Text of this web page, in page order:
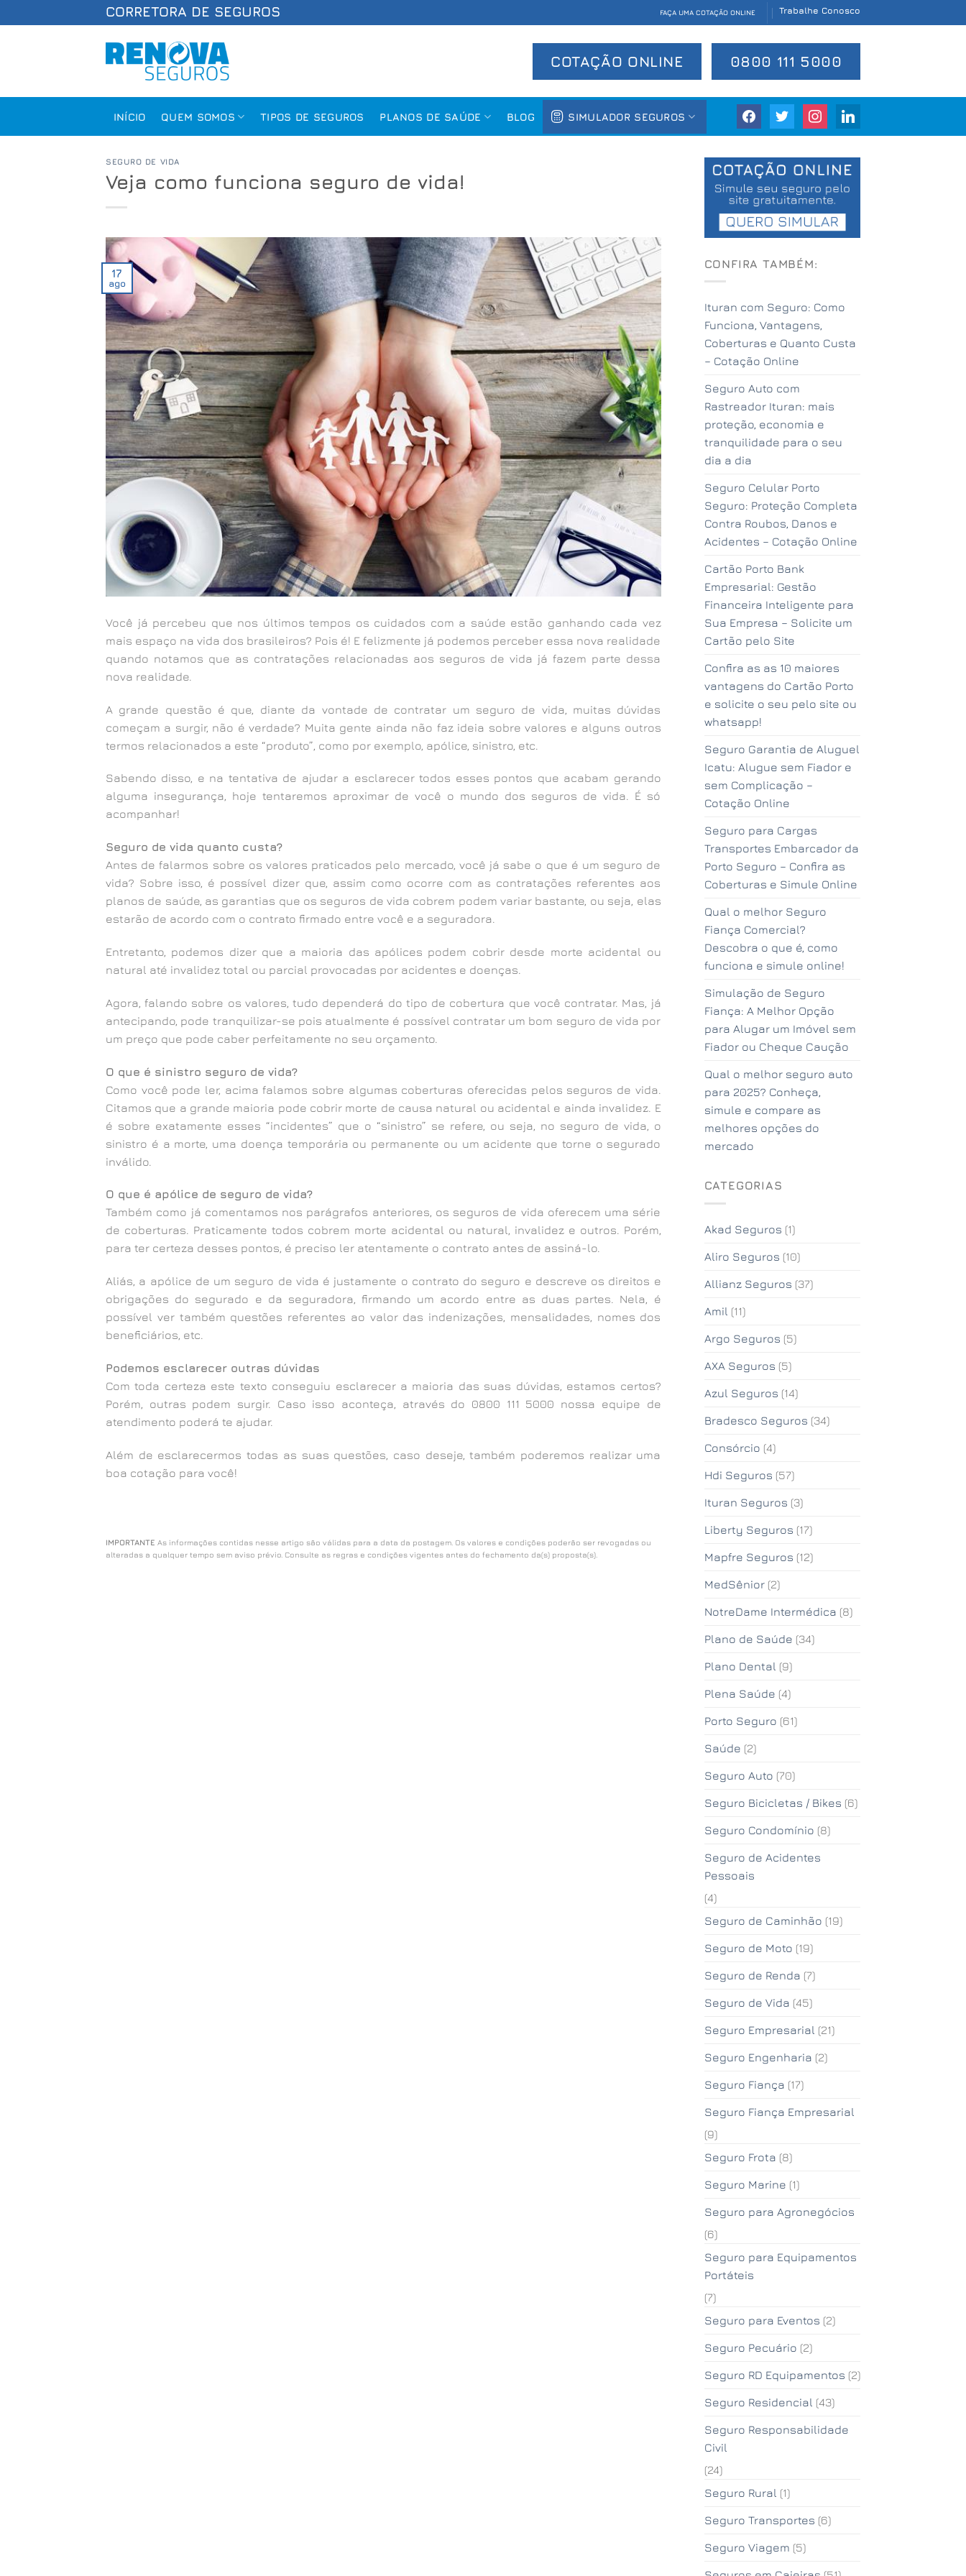
to
CORRETORA DE SEGUROS FAÇA UMA COTAÇÃO ONLINE Trabalhe Conosco
COTAÇÃO ONLINE 0800 111 5000
INÍCIO QUEM SOMOS TIPOS DE SEGUROS PLANOS DE SAÚDE BLOG SIMULADOR SEGUROS facebooktwitter instagramlinkedin
SEGURO DE VIDA
Veja como funciona seguro de vida!
17
ago
Você já percebeu que nos últimos tempos os cuidados com a saúde estão ganhando cada vez
mais espaço na vida dos brasileiros? Pois é! E felizmente já podemos perceber essa nova realidade
quando notamos que as contratações relacionadas aos seguros de vida já fazem parte dessa
nova realidade.
A grande questão é que, diante da vontade de contratar um seguro de vida, muitas dúvidas
começam a surgir, não é verdade? Muita gente ainda não faz ideia sobre valores e alguns outros
termos relacionados a este “produto”, como por exemplo, apólice, sinistro, etc.
Sabendo disso, e na tentativa de ajudar a esclarecer todos esses pontos que acabam gerando
alguma insegurança, hoje tentaremos aproximar de você o mundo dos seguros de vida. É só
acompanhar!
Seguro de vida quanto custa?
Antes de falarmos sobre os valores praticados pelo mercado, você já sabe o que é um seguro de
vida? Sobre isso, é possível dizer que, assim como ocorre com as contratações referentes aos
planos de saúde, as garantias que os seguros de vida cobrem podem variar bastante, ou seja, elas
estarão de acordo com o contrato firmado entre você e a seguradora.
Entretanto, podemos dizer que a maioria das apólices podem cobrir desde morte acidental ou
natural até invalidez total ou parcial provocadas por acidentes e doenças.
Agora, falando sobre os valores, tudo dependerá do tipo de cobertura que você contratar. Mas, já
antecipando, pode tranquilizar-se pois atualmente é possível contratar um bom seguro de vida por
um preço que pode caber perfeitamente no seu orçamento.
O que é sinistro seguro de vida?
Como você pode ler, acima falamos sobre algumas coberturas oferecidas pelos seguros de vida.
Citamos que a grande maioria pode cobrir morte de causa natural ou acidental e ainda invalidez. E
é sobre exatamente esses “incidentes” que o “sinistro” se refere, ou seja, no seguro de vida, o
sinistro é a morte, uma doença temporária ou permanente ou um acidente que torne o segurado
inválido.
O que é apólice de seguro de vida?
Também como já comentamos nos parágrafos anteriores, os seguros de vida oferecem uma série
de coberturas. Praticamente todos cobrem morte acidental ou natural, invalidez e outros. Porém,
para ter certeza desses pontos, é preciso ler atentamente o contrato antes de assiná-lo.
Aliás, a apólice de um seguro de vida é justamente o contrato do seguro e descreve os direitos e
obrigações do segurado e da seguradora, firmando um acordo entre as duas partes. Nela, é
possível ver também questões referentes ao valor das indenizações, mensalidades, nomes dos
beneficiários, etc.
Podemos esclarecer outras dúvidas
Com toda certeza este texto conseguiu esclarecer a maioria das suas dúvidas, estamos certos?
Porém, outras podem surgir. Caso isso aconteça, através do 0800 111 5000 nossa equipe de
atendimento poderá te ajudar.
Além de esclarecermos todas as suas questões, caso deseje, também poderemos realizar uma
boa cotação para você!
IMPORTANTE As informações contidas nesse artigo são válidas para a data da postagem. Os valores e condições poderão ser revogadas ou
alteradas a qualquer tempo sem aviso prévio. Consulte as regras e condições vigentes antes do fechamento da(s) proposta(s).
CONFIRA TAMBÉM:
Ituran com Seguro: Como
Funciona, Vantagens,
Coberturas e Quanto Custa
– Cotação Online
Seguro Auto com
Rastreador Ituran: mais
proteção, economia e
tranquilidade para o seu
dia a dia
Seguro Celular Porto
Seguro: Proteção Completa
Contra Roubos, Danos e
Acidentes – Cotação Online
Cartão Porto Bank
Empresarial: Gestão
Financeira Inteligente para
Sua Empresa – Solicite um
Cartão pelo Site
Confira as as 10 maiores
vantagens do Cartão Porto
e solicite o seu pelo site ou
whatsapp!
Seguro Garantia de Aluguel
Icatu: Alugue sem Fiador e
sem Complicação –
Cotação Online
Seguro para Cargas
Transportes Embarcador da
Porto Seguro – Confira as
Coberturas e Simule Online
Qual o melhor Seguro
Fiança Comercial?
Descobra o que é, como
funciona e simule online!
Simulação de Seguro
Fiança: A Melhor Opção
para Alugar um Imóvel sem
Fiador ou Cheque Caução
Qual o melhor seguro auto
para 2025? Conheça,
simule e compare as
melhores opções do
mercado
CATEGORIAS
Akad Seguros (1)
Aliro Seguros (10)
Allianz Seguros (37)
Amil (11)
Argo Seguros (5)
AXA Seguros (5)
Azul Seguros (14)
Bradesco Seguros (34)
Consórcio (4)
Hdi Seguros (57)
Ituran Seguros (3)
Liberty Seguros (17)
Mapfre Seguros (12)
MedSênior(2)
NotreDame Intermédica (8)
Plano de Saúde (34)
Plano Dental (9)
Plena Saúde (4)
Porto Seguro (61)
Saúde (2)
Seguro Auto (70)
Seguro Bicicletas / Bikes (6)
Seguro Condomínio (8)
Seguro de Acidentes
Pessoais
(4)
Seguro de Caminhão (19)
Seguro de Moto (19)
Seguro de Renda (7)
Seguro de Vida (45)
Seguro Empresarial (21)
Seguro Engenharia (2)
Seguro Fiança (17)
Seguro Fiança Empresarial
(9)
Seguro Frota (8)
Seguro Marine (1)
Seguro para Agronegócios
(6)
Seguro para Equipamentos
Portáteis
(7)
Seguro para Eventos (2)
Seguro Pecuário (2)
Seguro RD Equipamentos (2)
Seguro Residencial (43)
Seguro Responsabilidade
Civil
(24)
Seguro Rural (1)
Seguro Transportes (6)
Seguro Viagem (5)